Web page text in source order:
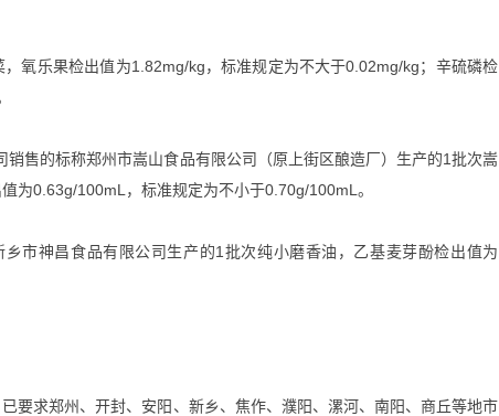
乐果检出值为1.82mg/kg，标准规定为不大于0.02mg/kg；辛硫磷检
售的标称郑州市嵩山食品有限公司（原上街区酿造厂）生产的1批次嵩
为0.63g/100mL，标准规定为不小于0.70g/100mL。
神昌食品有限公司生产的1批次纯小磨香油，乙基麦芽酚检出值为
求郑州、开封、安阳、新乡、焦作、濮阳、漯河、南阳、商丘等地市